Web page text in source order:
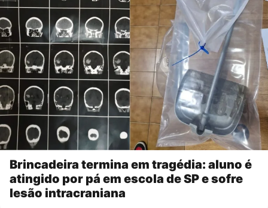
Brincadeira termina em tragédia: aluno é
atingido por pá em escola de SP e sofre
lesão intracraniana